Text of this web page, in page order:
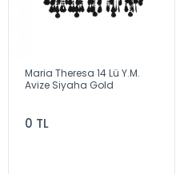
Maria Theresa 14 Lü Y.M.
Avize Siyaha Gold
0 TL